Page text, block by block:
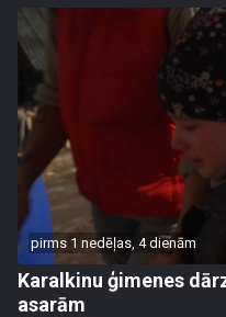
pirms 1 nedēļas, 4 dienām
Karalkinu ģimenes
asarām